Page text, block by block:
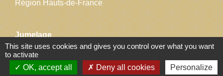
Région Hauts-de-France
Jumelage
This site uses cookies and gives you control over what you want
to activate
OK, accept all
Deny all cookies Personalize